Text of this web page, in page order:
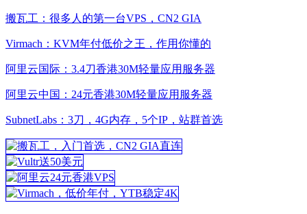
搬瓦工：很多人的第一台VPS，CN2 GIA
Virmach：KVM年付低价之王，作用你懂的
阿里云国际：3.4刀香港30M轻量应用服务器
阿里云中国：24元香港30M轻量应用服务器
SubnetLabs：3刀，4G内存，5个IP，站群首选